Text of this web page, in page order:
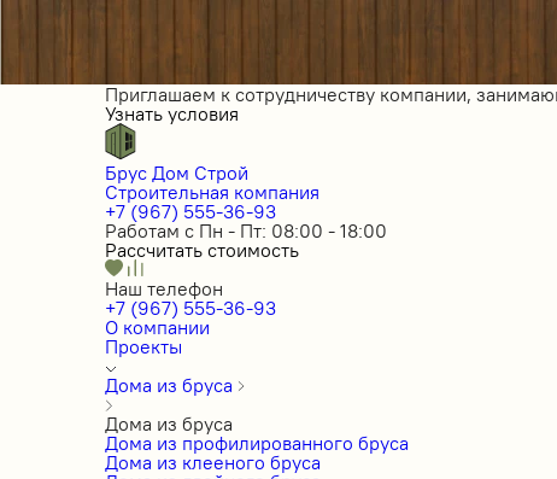
Приглашаем к сотрудничеству компании,
Узнать условия
Брус Дом Строй
Строительная компания
+7 (967) 555-36-93
Работам с Пн - Пт: 08:00 - 18:00
Рассчитать стоимость
Наш телефон
+7 (967) 555-36-93
О компании
Проекты
Дома из бруса
Дома из бруса
Дома из профилированного бруса
Дома из клееного бруса